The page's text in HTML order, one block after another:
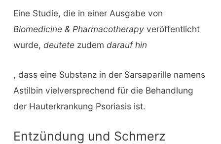
Eine Studie, die in einer Ausgabe von
Biomedicine & Pharmacotherapy veröffentlicht
wurde, deutete zudem darauf hin
, dass eine Substanz in der Sarsaparille namens
Astilbin vielversprechend für die Behandlung
der Hauterkrankung Psoriasis ist.
Entzündung und Schmerz